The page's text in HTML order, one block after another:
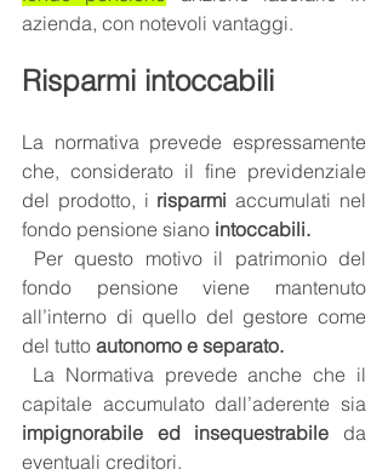
azienda, con notevoli vantaggi.
Risparmi intoccabili
La normativa prevede espressamente
che, considerato il fine previdenziale
del prodotto, i risparmi accumulati nel
fondo pensione siano intoccabili.
fondo pensione viene mantenuto
all’interno di quello del gestore come
del tutto autonomo e separato.
capitale accumulato dall’aderente sia
impignorabile ed insequestrabile da
eventuali creditori.